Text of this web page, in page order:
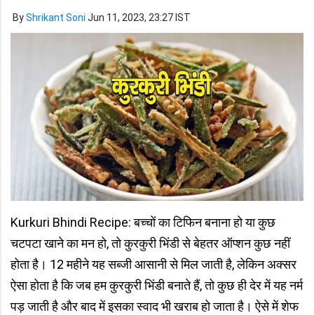
ByShrikant Soni Jun 11, 2023, 23:27 IST
Kurkuri Bhindi Recipe: बच्चों का टिफिन बनाना हो या कुछ
चटपटा खाने का मन हो, तो कुरकुरी भिंडी से बेहतर ऑप्शन कुछ नहीं
होता है। 12 महीने यह सब्जी आसानी से मिल जाती है, लेकिन अक्सर
ऐसा होता है कि जब हम कुरकुरी भिंडी बनाते हैं, तो कुछ ही देर में यह नर्म
पड़ जाती है और बाद में इसका स्वाद भी खराब हो जाता है। ऐसे में शेफ